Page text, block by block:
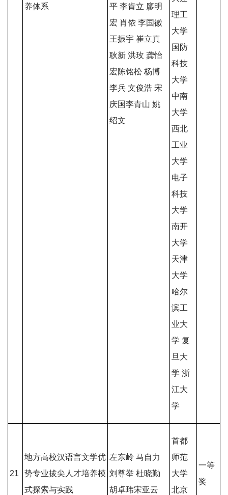
养体系
平 李肯立 廖明
宏 肖侬 李国徽
王振宇 崔立真
耿新 洪玫 龚怡
宏陈铭松 杨博
李兵 文俊浩 宋
庆国李青山 姚
绍文
理工
大学
国防
科技
大学
中南
大学
西北
工业
大学
电子
科技
大学
南开
大学
天津
大学
哈尔
滨工
业大
学 复
旦大
学 浙
江大
学
21
地方高校汉语言文学优
势专业拔尖人才培养模
式探索与实践
左东岭 马自力
刘尊举 杜晓勤
胡卓玮宋亚云
首都
师范
大学
北京
一等
奖